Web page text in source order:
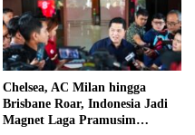
Chelsea, AC Milan hingga
Brisbane Roar, Indonesia Jadi
Magnet Laga Pramusim